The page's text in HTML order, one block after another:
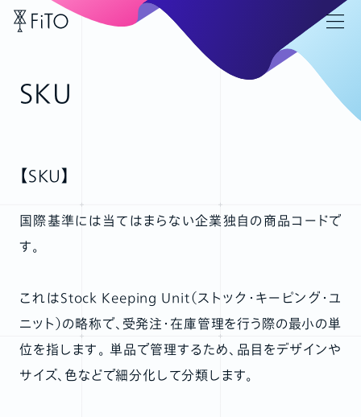
SKU
【SKU】
国際基準には当てはまらない企業独自の商品コードで
す。
これはStock Keeping Unit（ストック・キーピング・ユ
ニット）の略称で、受発注・在庫管理を行う際の最小の単
位を指します。 単品で管理するため、品目をデザインや
サイズ、色などで細分化して分類します。